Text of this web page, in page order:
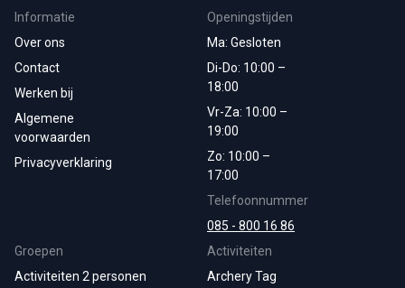
Informatie
Over ons
Contact
Werken bij
Algemene
voorwaarden
Privacyverklaring
Openingstijden
Ma: Gesloten
Di-Do: 10:00 –
18:00
Vr-Za: 10:00 –
19:00
Zo: 10:00 –
17:00
Telefoonnummer
085 - 800 16 86
Groepen
Activiteiten 2 personen
Activiteiten
Archery Tag